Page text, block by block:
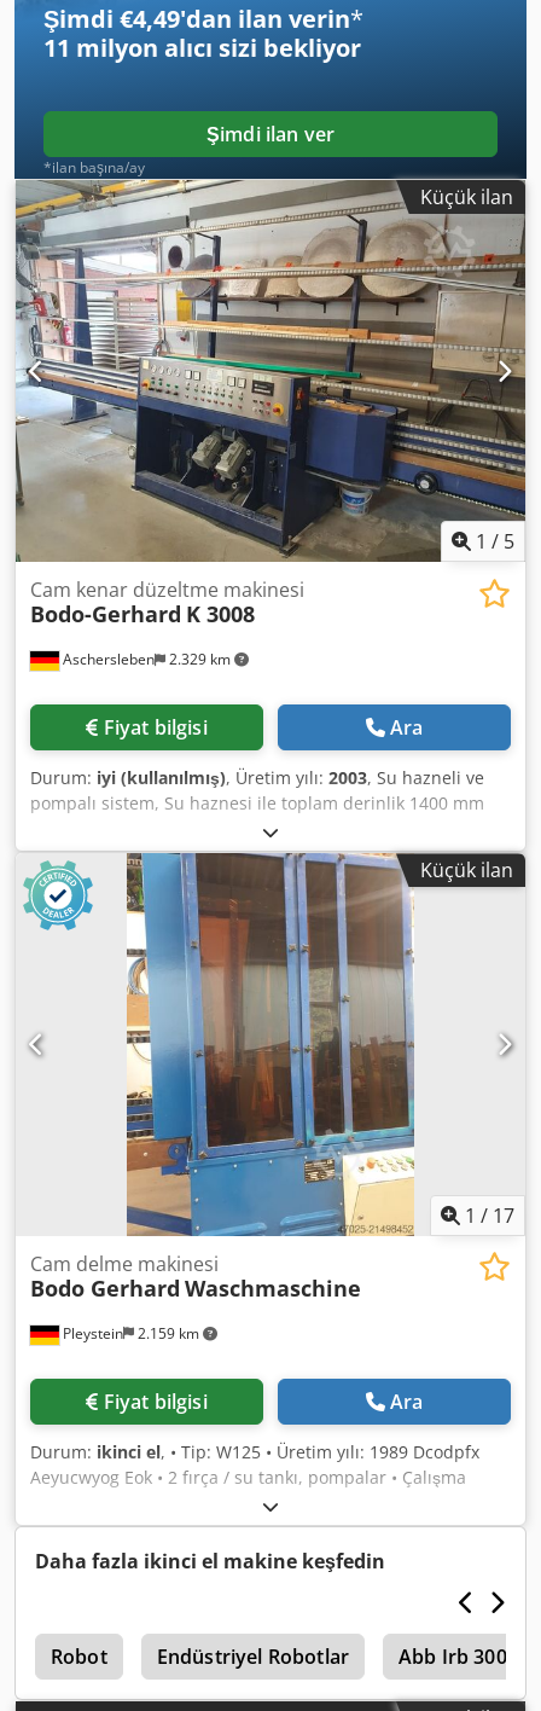
Şimdi €4,49'dan ilan verin*
11 milyon alıcı sizi bekliyor
Şimdi ilan ver
*ilan başına/ay
Küçük ilan
1 / 5
Aschersleben 2.329 km
Cam kenar düzeltme makinesi
Bodo-Gerhard K 3008
Fiyat bilgisi Ara
Durum: iyi (kullanılmış), Üretim yılı: 2003, Su hazneli ve
pompalı sistem, Su haznesi ile toplam derinlik 1400 mm
Dodpfx Agot Ah Acj Eeck Toplam uzunluk: 8100 mm,
Yükseklik: 2500 mm, Çalışma yönü: sağdan sola
Küçük ilan
1 / 17
Pleystein 2.159 km
Cam delme makinesi
Bodo Gerhard Waschmaschine
Fiyat bilgisi Ara
Durum: ikinci el, • Tip: W125 • Üretim yılı: 1989 Dcodpfx
Aeyucwyog Eok • 2 fırça / su tankı, pompalar • Çalışma
yönü: Sağdan sola • Üstü açık • Yıkama fırçaları 130 cm
yüksekliğinde • Isıtma sistemi • Fiyat: Talep üzerine
Daha fazla ikinci el makine keşfedin
Robot Endüstriyel Robotlar Abb Irb 3000